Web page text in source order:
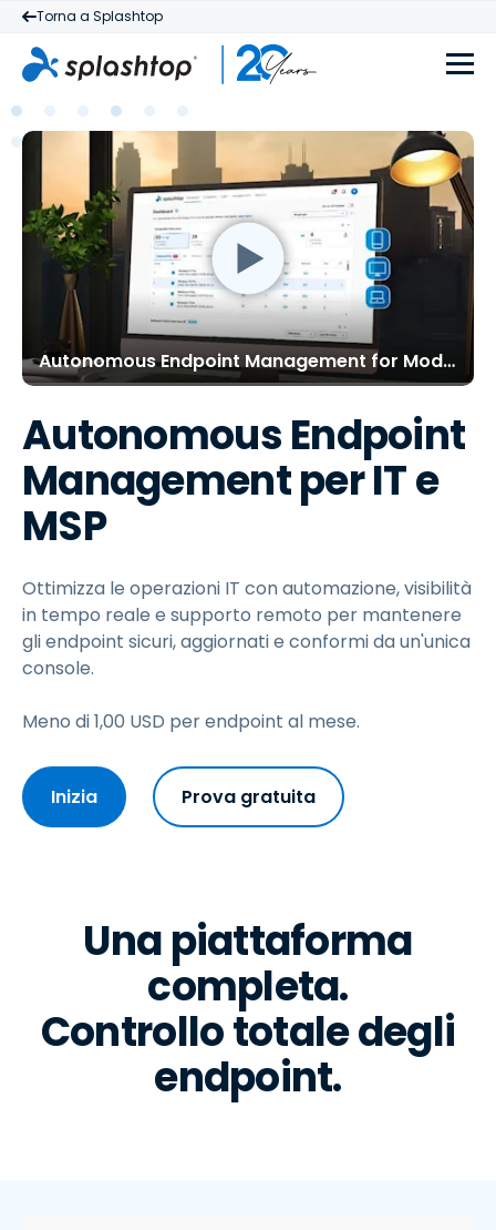
Torna a Splashtop
Autonomous Endpoint Management for Modern IT
Autonomous Endpoint
Management per IT e
MSP
Ottimizza le operazioni IT con automazione, visibilità
in tempo reale e supporto remoto per mantenere
gli endpoint sicuri, aggiornati e conformi da un'unica
console.
Meno di1,00 USD per endpoint al mese.
Inizia Prova gratuita
Una piattaforma
completa.
Controllo totale degli
endpoint.